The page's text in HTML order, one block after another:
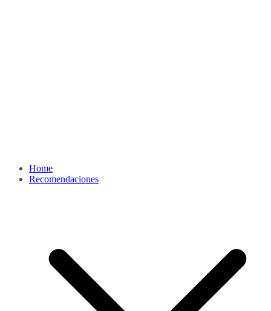
Home
Recomendaciones